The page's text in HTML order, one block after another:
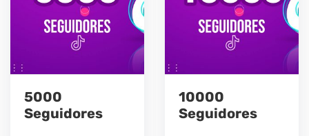
5000
Seguidores
10000
Seguidores